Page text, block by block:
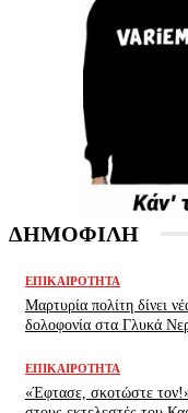
ΔΗΜΟΦΙΛΗ
ΕΠΙΚΑΙΡΌΤΗΤΑ
Μαρτυρία πολίτη δίνει
δολοφονία στα Γλυκά
ΕΠΙΚΑΙΡΌΤΗΤΑ
«Έφτασε, σκοτώστε